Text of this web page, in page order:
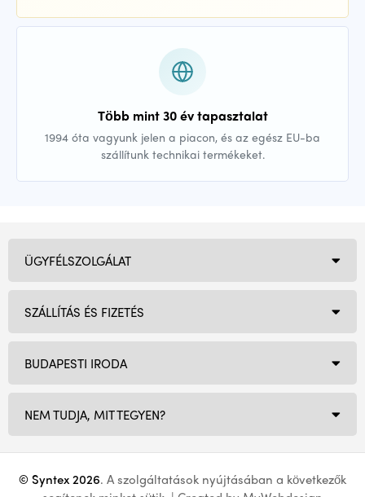
Több mint 30 év tapasztalat
1994 óta vagyunk jelen a piacon, és az egész EU-ba
szállítunk technikai termékeket.
BUDAPESTI IRODA
NEM TUDJA, MIT TEGYEN?
ÜGYFÉLSZOLGÁLAT
SZÁLLÍTÁS ÉS FIZETÉS
© Syntex 2026. A szolgáltatások nyújtásában a következők